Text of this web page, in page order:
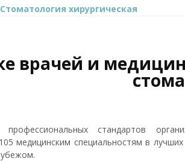
Стоматология хирургическая
врачей и
стандартов
медицинским специальностям в лучших